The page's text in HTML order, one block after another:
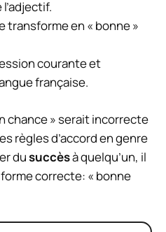
transforme en « bonne »
courante et
française.
chance » serait incorrecte
règles d’accord en genre
dusuccèsà quelqu’un, il
correcte: « bonne